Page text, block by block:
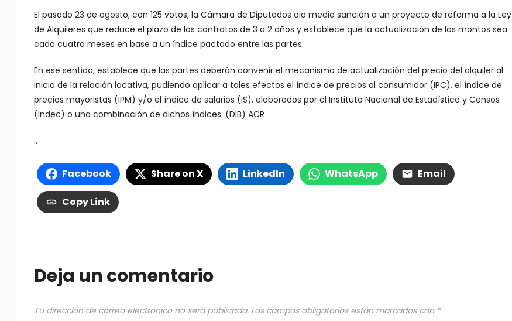
El pasado 23 de agosto, con 125 votos, la Cámara de Diputados dio media sanción a un proyecto de reforma a la Ley
de Alquileres que reduce el plazo de los contratos de 3 a 2 años y establece que la actualización de los montos sea
cada cuatro meses en base a un índice pactado entre las partes.
En ese sentido, establece que las partes deberán convenir el mecanismo de actualización del precio del alquiler al
inicio de la relación locativa, pudiendo aplicar a tales efectos el índice de precios al consumidor (IPC), el índice de
precios mayoristas (IPM) y/o el índice de salarios (IS), elaborados por el Instituto Nacional de Estadística y Censos
(Indec) o una combinación de dichos índices. (DIB) ACR
..
Facebook Share on X LinkedIn WhatsApp Email
Copy Link
Deja un comentario
Tu dirección de correo electrónico no será publicada. Los campos obligatorios están marcados con *